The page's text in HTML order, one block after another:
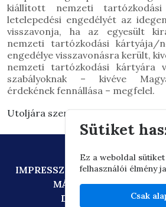
kiállított nemzeti
letelepedési engedélyét az
visszavonja, ha az egyesült
nemzeti tartózkodási kártyája/
engedélye visszavonásra került,
nemzeti tartózkodási kártyára
szabályoknak – kivéve
érdekének fennállása – megfelel.
Utoljára szerkesztve: 2026.03.03.
IMPRESSZUMADATVÉDELEM
MÁSOLATKÉSZÍTÉSI
DIGITÁLIS
Sütiket
Ez a weboldal
felhasználói élmény
Csak